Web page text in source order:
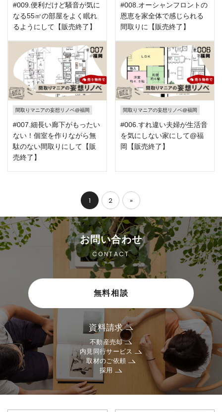
#009.便利だけど騒音が気に
なる55㎡の部屋をよく眠れ
るようにして【販売終了】
#008.オーシャンフロントの
恩恵を家全体で感じられる
間取りに【販売終了】
間取りマニアの妄想リノベ@福岡
#007.細長い廊下がもったい
ない！個室を作りながら無
駄のない間取りにして【販
売終了】
間取りマニアの妄想リノベ@福岡
#006.すれ違い夫婦が生活音
を気にしない家にして@福
岡【販売終了】
1 2 »
お問い合わせ
CONTACT
無料相談
資料請求
不動産売却
内見同行サービス
取材のご依頼
採用